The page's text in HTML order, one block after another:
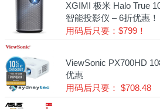
XGIMI 极米 Halo True
智能投影仪 – 6折优惠！
用码后只要：$799！
ViewSonic PX700HD
优惠
用码后只要： $708.48